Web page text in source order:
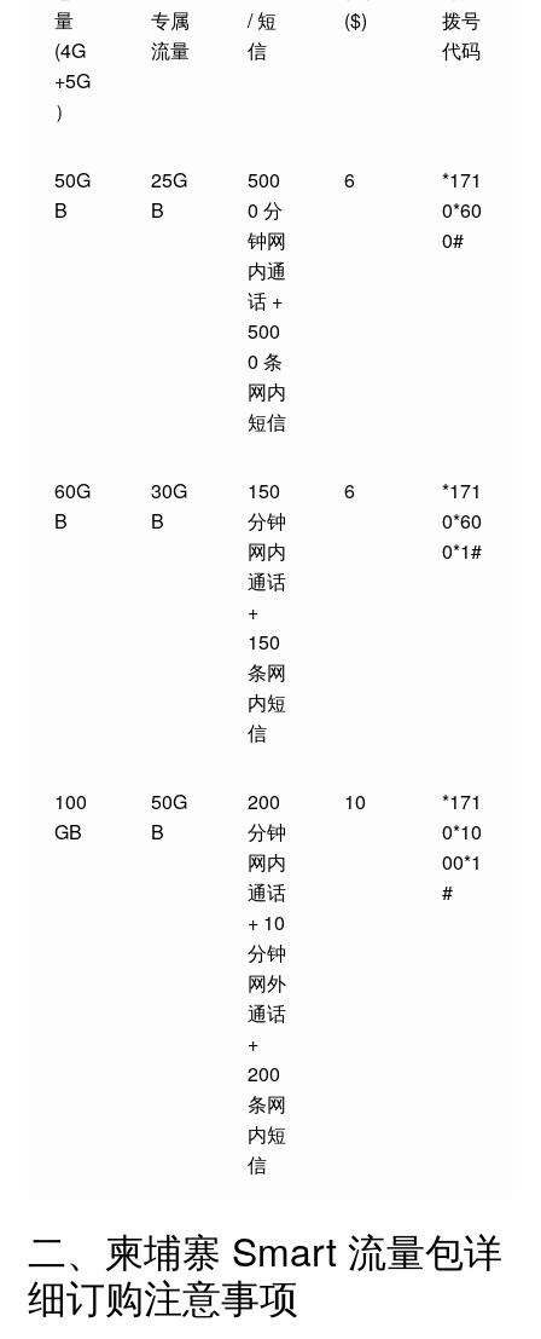
量
(4G
+5G
）
专属
流量
/ 短
信
($)
拨号
代码
50G
B
25G
B
500
0 分
钟网
内通
话 +
500
0 条
网内
短信
6
*171
0*60
0#
60G
B
30G
B
150
分钟
网内
通话
+
150
条网
内短
信
6
*171
0*60
0*1#
100
GB
50G
B
200
分钟
网内
通话
+ 10
分钟
网外
通话
+
200
条网
内短
信
10
*171
0*10
00*1
#
二、柬埔寨 Smart 流量包详
细订购注意事项